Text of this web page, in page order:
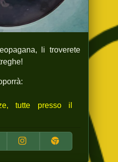
li troverete
tutte presso il